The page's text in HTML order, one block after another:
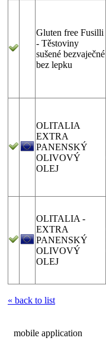
Gluten free Fusilli
- Těstoviny
sušené bezvaječné
bez lepku
OLITALIA
EXTRA
PANENSKÝ
OLIVOVÝ
OLEJ
OLITALIA -
EXTRA
PANENSKÝ
OLIVOVÝ
OLEJ
« back to list
mobile application